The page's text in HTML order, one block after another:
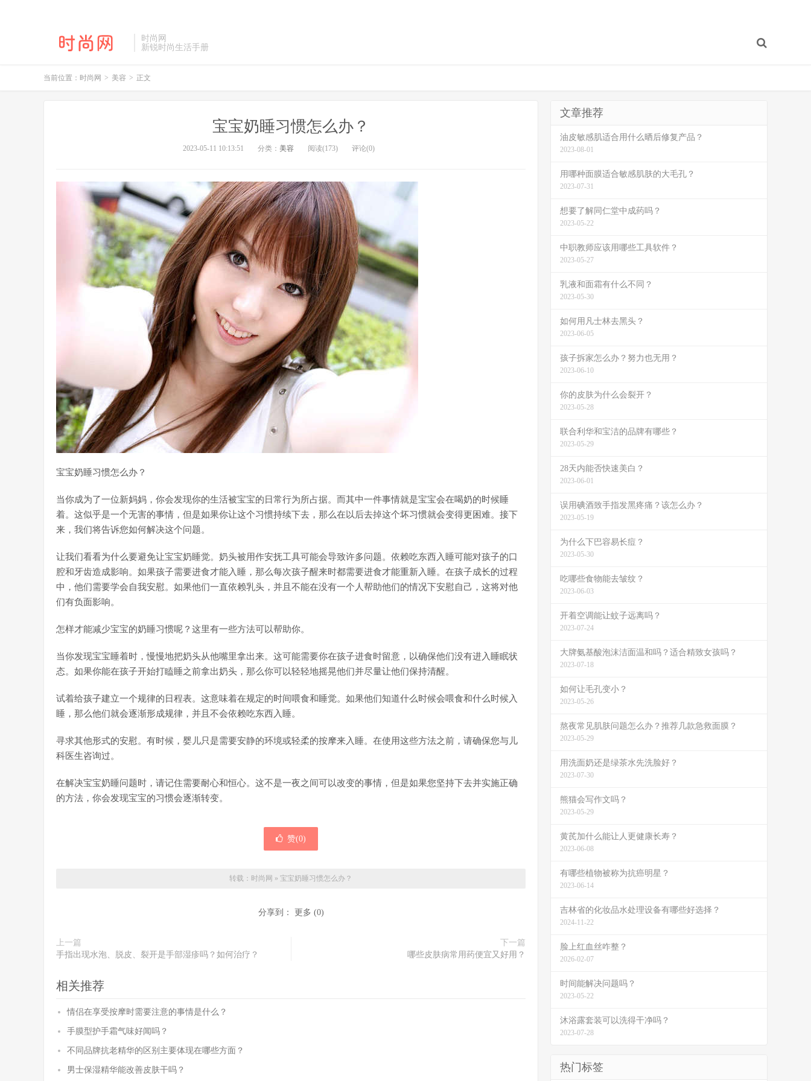
时尚网
新锐时尚生活手册
当前位置： 时尚网 > 美容 > 正文
宝宝奶睡习惯怎么办？
2023-05-11 10:13:51 分类： 美容 阅读(173) 评论(0)
宝宝奶睡习惯怎么办？
当你成为了一位新妈妈，你会发现你的生活被宝宝的日常行为所占据。而其中一件事情就是宝宝会在喝奶的时候睡
着。这似乎是一个无害的事情，但是如果你让这个习惯持续下去，那么在以后去掉这个坏习惯就会变得更困难。接下
来，我们将告诉您如何解决这个问题。
让我们看看为什么要避免让宝宝奶睡觉。奶头被用作安抚工具可能会导致许多问题。依赖吃东西入睡可能对孩子的口
腔和牙齿造成影响。如果孩子需要进食才能入睡，那么每次孩子醒来时都需要进食才能重新入睡。在孩子成长的过程
中，他们需要学会自我安慰。如果他们一直依赖乳头，并且不能在没有一个人帮助他们的情况下安慰自己，这将对他
们有负面影响。
怎样才能减少宝宝的奶睡习惯呢？这里有一些方法可以帮助你。
当你发现宝宝睡着时，慢慢地把奶头从他嘴里拿出来。这可能需要你在孩子进食时留意，以确保他们没有进入睡眠状
态。如果你能在孩子开始打瞌睡之前拿出奶头，那么你可以轻轻地摇晃他们并尽量让他们保持清醒。
试着给孩子建立一个规律的日程表。这意味着在规定的时间喂食和睡觉。如果他们知道什么时候会喂食和什么时候入
睡，那么他们就会逐渐形成规律，并且不会依赖吃东西入睡。
寻求其他形式的安慰。有时候，婴儿只是需要安静的环境或轻柔的按摩来入睡。在使用这些方法之前，请确保您与儿
科医生咨询过。
在解决宝宝奶睡问题时，请记住需要耐心和恒心。这不是一夜之间可以改变的事情，但是如果您坚持下去并实施正确
的方法，你会发现宝宝的习惯会逐渐转变。
赞(0)
转载： 时尚网 » 宝宝奶睡习惯怎么办？
分享到： 更多 (0)
上一篇
手指出现水泡、脱皮、裂开是手部湿疹吗？如何治疗？
下一篇
哪些皮肤病常用药便宜又好用？
相关推荐
情侣在享受按摩时需要注意的事情是什么？
手膜型护手霜气味好闻吗？
不同品牌抗老精华的区别主要体现在哪些方面？
男士保湿精华能改善皮肤干吗？
文章推荐
油皮敏感肌适合用什么晒后修复产品？
2023-08-01
用哪种面膜适合敏感肌肤的大毛孔？
2023-07-31
想要了解同仁堂中成药吗？
2023-05-22
中职教师应该用哪些工具软件？
2023-05-27
乳液和面霜有什么不同？
2023-05-30
如何用凡士林去黑头？
2023-06-05
孩子拆家怎么办？努力也无用？
2023-06-10
你的皮肤为什么会裂开？
2023-05-28
联合利华和宝洁的品牌有哪些？
2023-05-29
28天内能否快速美白？
2023-06-01
误用碘酒致手指发黑疼痛？该怎么办？
2023-05-19
为什么下巴容易长痘？
2023-05-30
吃哪些食物能去皱纹？
2023-06-03
开着空调能让蚊子远离吗？
2023-07-24
大牌氨基酸泡沫洁面温和吗？适合精致女孩吗？
2023-07-18
如何让毛孔变小？
2023-05-26
熬夜常见肌肤问题怎么办？推荐几款急救面膜？
2023-05-29
用洗面奶还是绿茶水先洗脸好？
2023-07-30
熊猫会写作文吗？
2023-05-29
黄芪加什么能让人更健康长寿？
2023-06-08
有哪些植物被称为抗癌明星？
2023-06-14
吉林省的化妆品水处理设备有哪些好选择？
2024-11-22
脸上红血丝咋整？
2026-02-07
时间能解决问题吗？
2023-05-22
沐浴露套装可以洗得干净吗？
2023-07-28
热门标签